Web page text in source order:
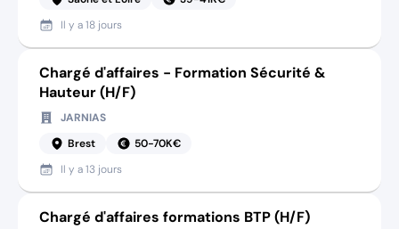
Il y a18 jours
Chargé d'affaires - Formation Sécurité &
Hauteur (H/F)
JARNIAS
Brest
50-70K€
Il y a13 jours
Chargé d'affaires formations BTP (H/F)